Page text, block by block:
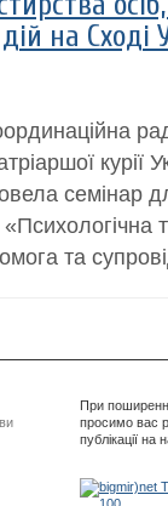
на Сході
курії
семінар
та
При
просимо вас
публікації на